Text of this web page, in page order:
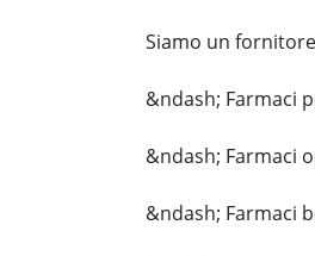
Siamo un
&ndash; Farmaci
&ndash; Farmaci
&ndash; Farmaci